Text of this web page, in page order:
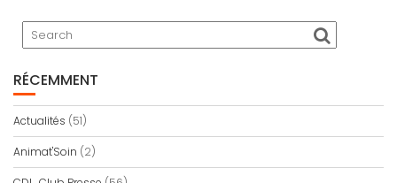
RÉCEMMENT
Actualités (51)
Animat'Soin (2)